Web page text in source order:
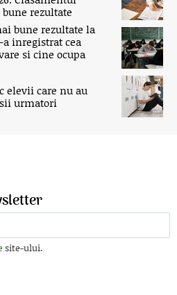
rezultate
bune rezultate la
a inregistrat cea
si cine ocupa
elevii care nu au
urmatori
site-ului.